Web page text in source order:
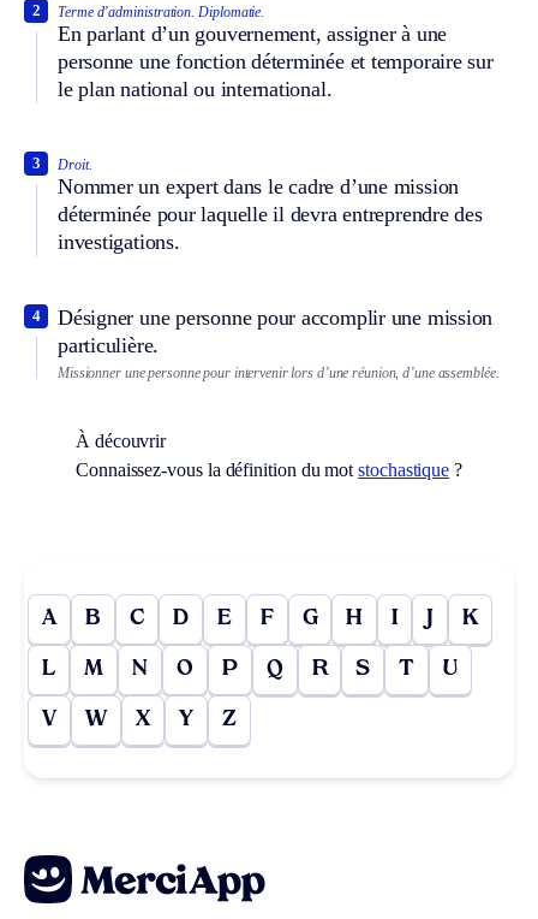
Terme d’administration. Diplomatie.
En parlant d’un gouvernement, assigner à une
personne une fonction déterminée et temporaire sur
le plan national ou international.
2
Droit.
Nommer un expert dans le cadre d’une mission
déterminée pour laquelle il devra entreprendre des
investigations.
3
Désigner une personne pour accomplir une mission
particulière.
4
Missionner une personne pour intervenir lors d’une réunion, d’une assemblée.
À découvrir
Connaissez-vous la définition du motstochastique ?
A B C D E F G H I J K
L M N O P Q R S T U
V W X Y Z